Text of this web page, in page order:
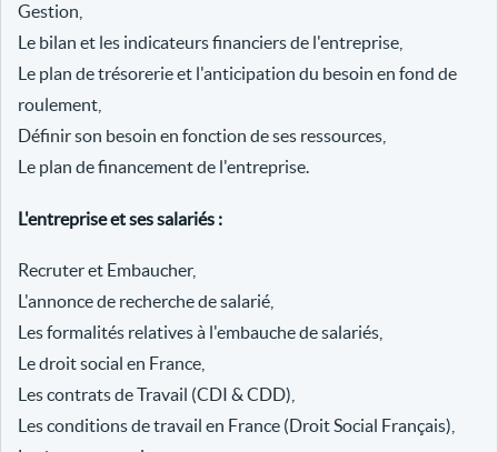
Gestion,
Le bilan et les indicateurs financiers de l'entreprise,
Le plan de trésorerie et l'anticipation du besoin en fond de
roulement,
Définir son besoin en fonction de ses ressources,
Le plan de financement de l'entreprise.
L'entreprise et ses salariés :
Recruter et Embaucher,
L'annonce de recherche de salarié,
Les formalités relatives à l'embauche de salariés,
Le droit social en France,
Les contrats de Travail (CDI & CDD),
Les conditions de travail en France (Droit Social Français),